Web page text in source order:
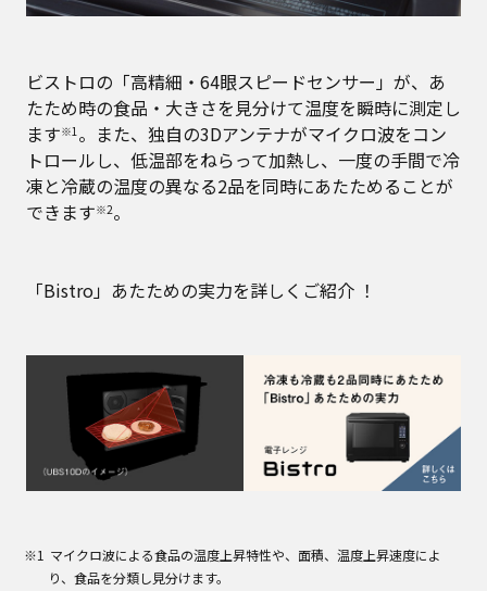
ビストロの「高精細・64眼スピードセンサー」が、あ
たため時の食品・大きさを見分けて温度を瞬時に測定し
ます※1。また、独自の3Dアンテナがマイクロ波をコン
トロールし、低温部をねらって加熱し、一度の手間で冷
凍と冷蔵の温度の異なる2品を同時にあたためることが
できます※2。
「Bistro」あたための実力を詳しくご紹介 ！
マイクロ波による食品の温度上昇特性や、面積、温度上昇速度によ
り、食品を分類し見分けます。